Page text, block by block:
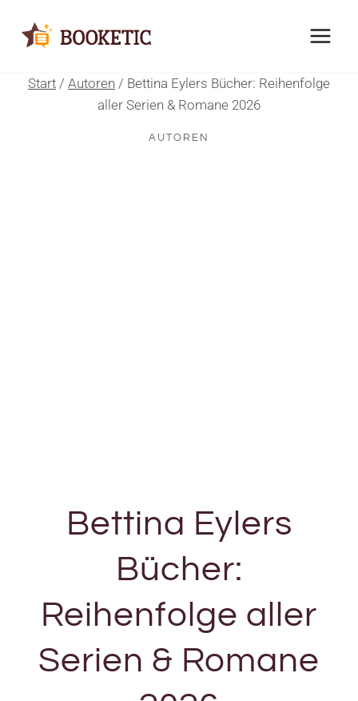
Inhalt
Start / Autoren / Bettina Eylers Bücher: Reihenfolge
aller Serien & Romane 2026
AUTOREN
Bettina Eylers
Bücher:
Reihenfolge aller
Serien & Romane